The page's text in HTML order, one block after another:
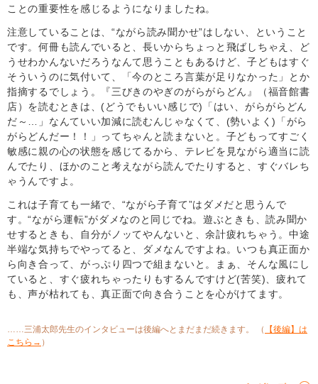
ことの重要性を感じるようになりましたね。
注意していることは、“ながら読み聞かせ”はしない、ということ
です。何冊も読んでいると、長いからちょっと飛ばしちゃえ、ど
うせわかんないだろうなんて思うこともあるけど、子どもはすぐ
そういうのに気付いて、「今のところ言葉が足りなかった」とか
指摘するでしょう。『三びきのやぎのがらがらどん』（福音館書
店）を読むときは、(どうでもいい感じで)「はい、がらがらどん
だ～…」なんていい加減に読むんじゃなくて、(勢いよく)「がら
がらどんだー！！」ってちゃんと読まないと。子どもってすごく
敏感に親の心の状態を感じてるから、テレビを見ながら適当に読
んでたり、ほかのこと考えながら読んでたりすると、すぐバレち
ゃうんですよ。
これは子育ても一緒で、“ながら子育て”はダメだと思うんで
す。“ながら運転”がダメなのと同じでね。遊ぶときも、読み聞か
せするときも、自分がノッてやんないと、余計疲れちゃう。中途
半端な気持ちでやってると、ダメなんですよね。いつも真正面か
ら向き合って、がっぷり四つで組まないと。まぁ、そんな風にし
ていると、すぐ疲れちゃったりもするんですけど(苦笑)、疲れて
も、声が枯れても、真正面で向き合うことを心がけてます。
……三浦太郎先生のインタビューは後編へとまだまだ続きます。 （
【後編】は
こちら→ ）